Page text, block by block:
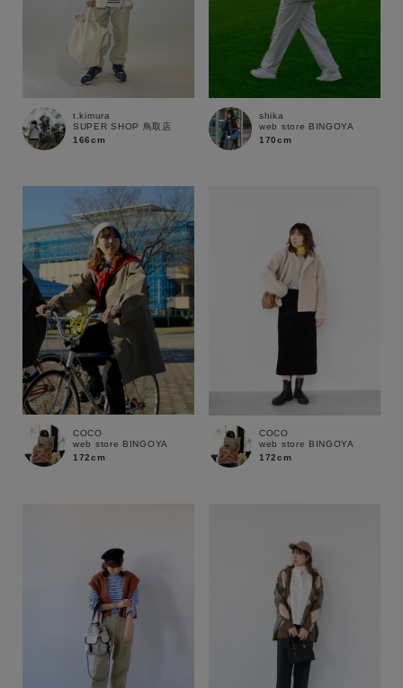
ブランド
t.kimura
SUPER SHOP 鳥取店
166cm
shika
web store BINGOYA
170cm
COCO
web store BINGOYA
172cm
COCO
web store BINGOYA
172cm